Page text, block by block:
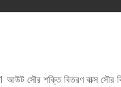
সৌর শক্তি বিতরণ বাক্স সৌর